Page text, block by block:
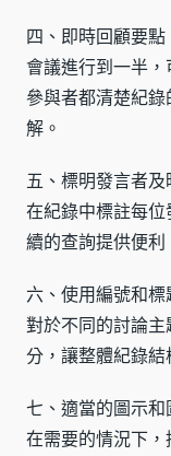
四、即時回顧要點
會議進行到一半
參與者都清楚紀
解。
五、標明發言者及
在紀錄中標註每
續的查詢提供便利
六、使用編號和標
對於不同的討論
分，讓整體紀錄結
七、適當的圖示和
在需要的情況下